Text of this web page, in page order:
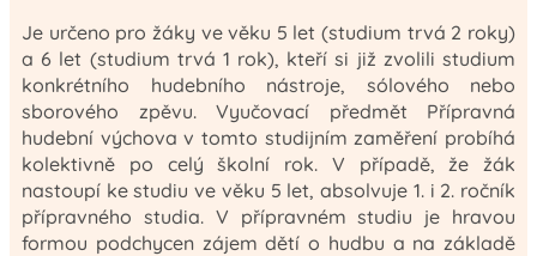
Je určeno pro žáky ve věku 5 let (studium trvá 2 roky)
a 6 let (studium trvá 1 rok), kteří si již zvolili studium
konkrétního hudebního nástroje, sólového nebo
sborového zpěvu. Vyučovací předmět Přípravná
hudební výchova v tomto studijním zaměření probíhá
kolektivně po celý školní rok. V případě, že žák
nastoupí ke studiu ve věku 5 let, absolvuje 1. i 2. ročník
přípravného studia. V přípravném studiu je hravou
formou podchycen zájem dětí o hudbu a na základě